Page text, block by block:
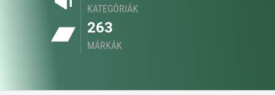
KATEGÓRIÁK
263
MÁRKÁK